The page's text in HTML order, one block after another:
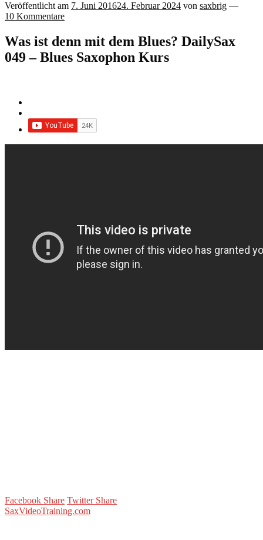
Veröffentlicht am 7. Juni 201624. Februar 2024 von saxbrig —
10 Kommentare
Was ist denn mit dem Blues? DailySax
049 – Blues Saxophon Kurs
Facebook Share Twitter Share
SaxVideoTraining.com